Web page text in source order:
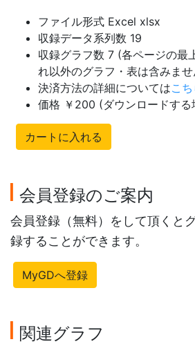
ファイル形式 Excel xlsx
収録データ系列数 19
収録グラフ数 7 (各ページの最
れ以外のグラフ・表は含みませ
決済方法の詳細についてはこち
価格 ￥200 (ダウンロードする
カートに入れる
会員登録のご案内
会員登録（無料）をして頂くと
録することができます。
MyGDへ登録
関連グラフ